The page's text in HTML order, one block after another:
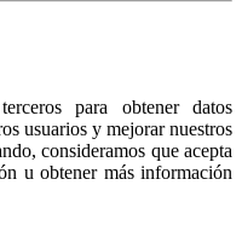
para obtener datos
usuarios y mejorar nuestros
consideramos que acepta
u obtener más información